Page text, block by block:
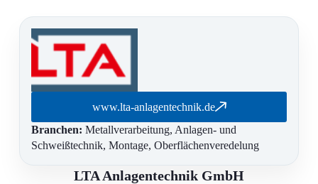
LTA Anlagentechnik GmbH
www.lta-anlagentechnik.de
Branchen: Metallverarbeitung, Anlagen- und
Schweißtechnik, Montage, Oberflächenveredelung